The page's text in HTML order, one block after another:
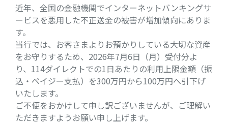
近年、全国の金融機関でインターネットバンキングサ
ービスを悪用した不正送金の被害が増加傾向にありま
す。
当行では、お客さまよりお預かりしている大切な資産
をお守りするため、2026年7月6日（月）受付分よ
り、114ダイレクトでの1日あたりの利用上限金額（振
込・ペイジー支払）を300万円から100万円へ引下げ
いたします。
ご不便をおかけして申し訳ございませんが、ご理解い
ただきますようお願い申し上げます。